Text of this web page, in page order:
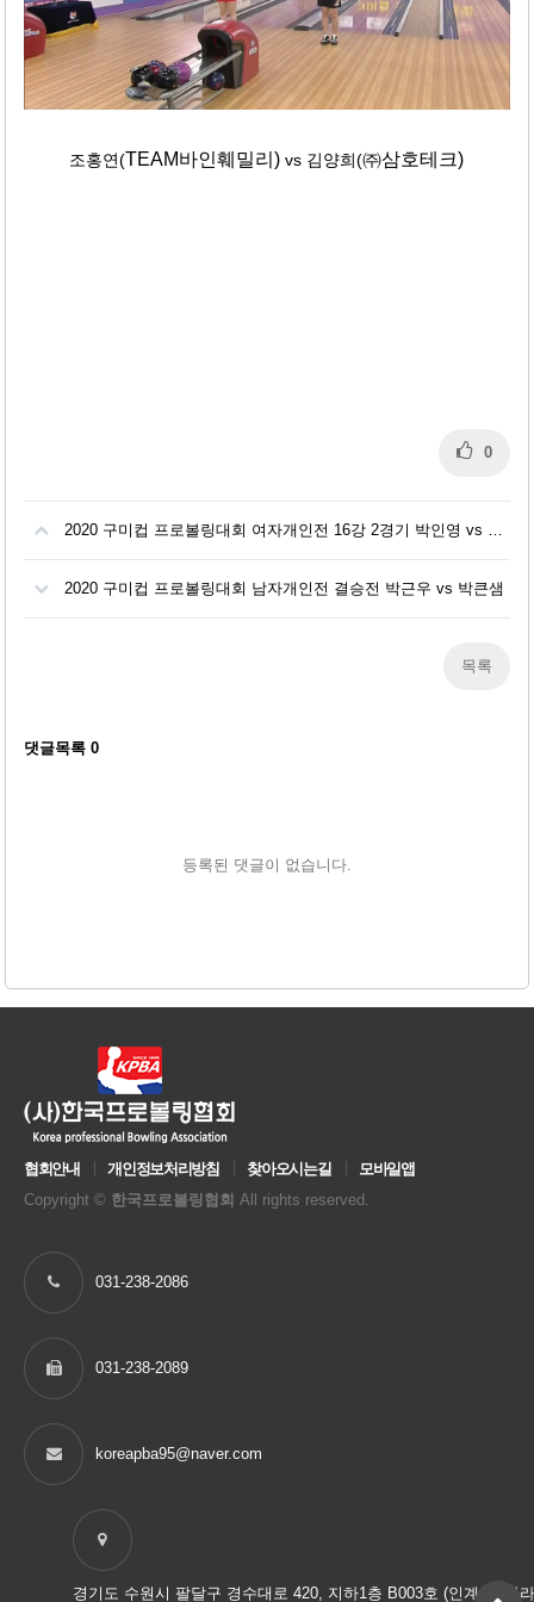
조홍연(TEAM바인훼밀리)vs 김양희(㈜삼호테크)
0
2020 구미컵 프로볼링대회 여자개인전 16강 2경기 박인영 vs 전귀애
2020 구미컵 프로볼링대회 남자개인전 결승전 박근우 vs 박큰샘
목록
댓글목록 0
등록된 댓글이 없습니다.
협회안내 개인정보처리방침 찾아오시는길
모바일앱
Copyright © 한국프로볼링협회 All rights reserved.
031-238-2086
031-238-2089
koreapba95@naver.com
경기도 수원시 팔달구 경수대로 420, 지하1층 B003호 (인계동, 마